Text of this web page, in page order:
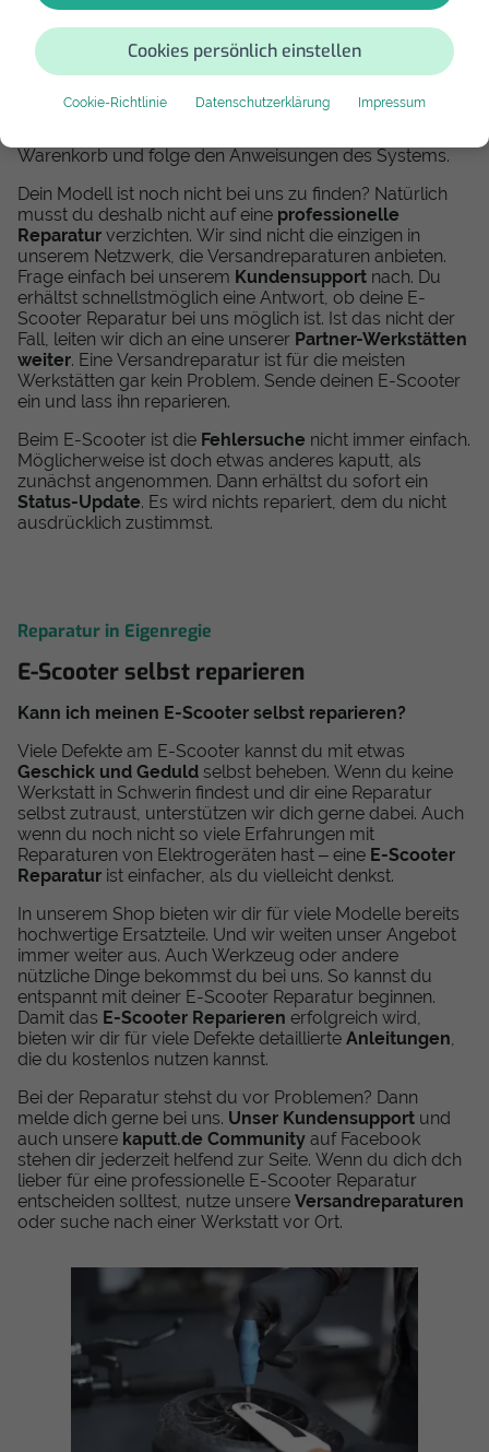
Cookies persönlich einstellen
Cookie-Richtlinie Datenschutzerklärung Impressum
Händen sehen, aber einen Reparaturdienst in deiner
Nähe gibt es nicht? Dafür bieten wir dirunsere
Versandreparaturenan. Wir erweitern unser Angebot
stetig und nehmen mehr Modelle sowie Defekte auf.
Sieh direkt bei unseren Versandreparaturen nach, ob
bereits dabei ist. Du hast deinen E-Scooter
Warenkorb und folge den Anweisungen des Systems.
Dein Modell ist noch nicht bei uns zu finden? Natürlich
musst du deshalb nicht auf eine professionelle
Reparatur verzichten. Wir sind nicht die einzigen in
unserem Netzwerk, die Versandreparaturen anbieten.
Frage einfach bei unserem Kundensupport nach. Du
erhältst schnellstmöglich eine Antwort, ob deine E-
Scooter Reparatur bei uns möglich ist. Ist das nicht der
Fall, leiten wir dich an eine unserer Partner-Werkstätten
weiter. Eine Versandreparatur ist für die meisten
Werkstätten gar kein Problem. Sende deinen E-Scooter
ein und lass ihn reparieren.
Beim E-Scooter ist die Fehlersuche nicht immer einfach.
Möglicherweise ist doch etwas anderes kaputt, als
zunächst angenommen. Dann erhältst du sofort ein
Status-Update. Es wird nichts repariert, dem du nicht
ausdrücklich zustimmst.
Reparatur in Eigenregie
E-Scooter selbst reparieren
Kann ich meinen E-Scooter selbst reparieren?
Viele Defekte am E-Scooter kannst du mit etwas
Geschick und Geduld selbst beheben. Wenn du keine
Werkstatt in Schwerin findest und dir eine Reparatur
selbst zutraust, unterstützen wir dich gerne dabei. Auch
wenn du noch nicht so viele Erfahrungen mit
Reparaturen von Elektrogeräten hast – eine E-Scooter
Reparatur ist einfacher, als du vielleicht denkst.
In unserem Shop bieten wir dir für viele Modelle bereits
hochwertige Ersatzteile. Und wir weiten unser Angebot
immer weiter aus. Auch Werkzeug oder andere
nützliche Dinge bekommst du bei uns. So kannst du
entspannt mit deiner E-Scooter Reparatur beginnen.
Damit das E-Scooter Reparieren erfolgreich wird,
bieten wir dir für viele Defekte detaillierte Anleitungen
die du kostenlos nutzen kannst.
Bei der Reparatur stehst du vor Problemen? Dann
melde dich gerne bei uns. Unser Kundensupport und
auch unsere kaputt.de Community auf Facebook
stehen dir jederzeit helfend zur Seite. Wenn du dich dch
lieber für eine professionelle E-Scooter Reparatur
entscheiden solltest, nutze unsere Versandreparaturen
oder suche nach einer Werkstatt vor Ort.